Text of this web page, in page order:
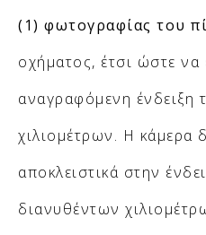
(1) φωτογραφίας του
οχήματος, έτσι ώστε να
αναγραφόμενη ένδειξη
χιλιομέτρων. Η κάμερα
αποκλειστικά στην
διανυθέντων